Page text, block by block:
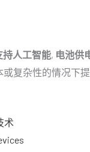
持人工智能, 电池供
复杂性的情况下提
术